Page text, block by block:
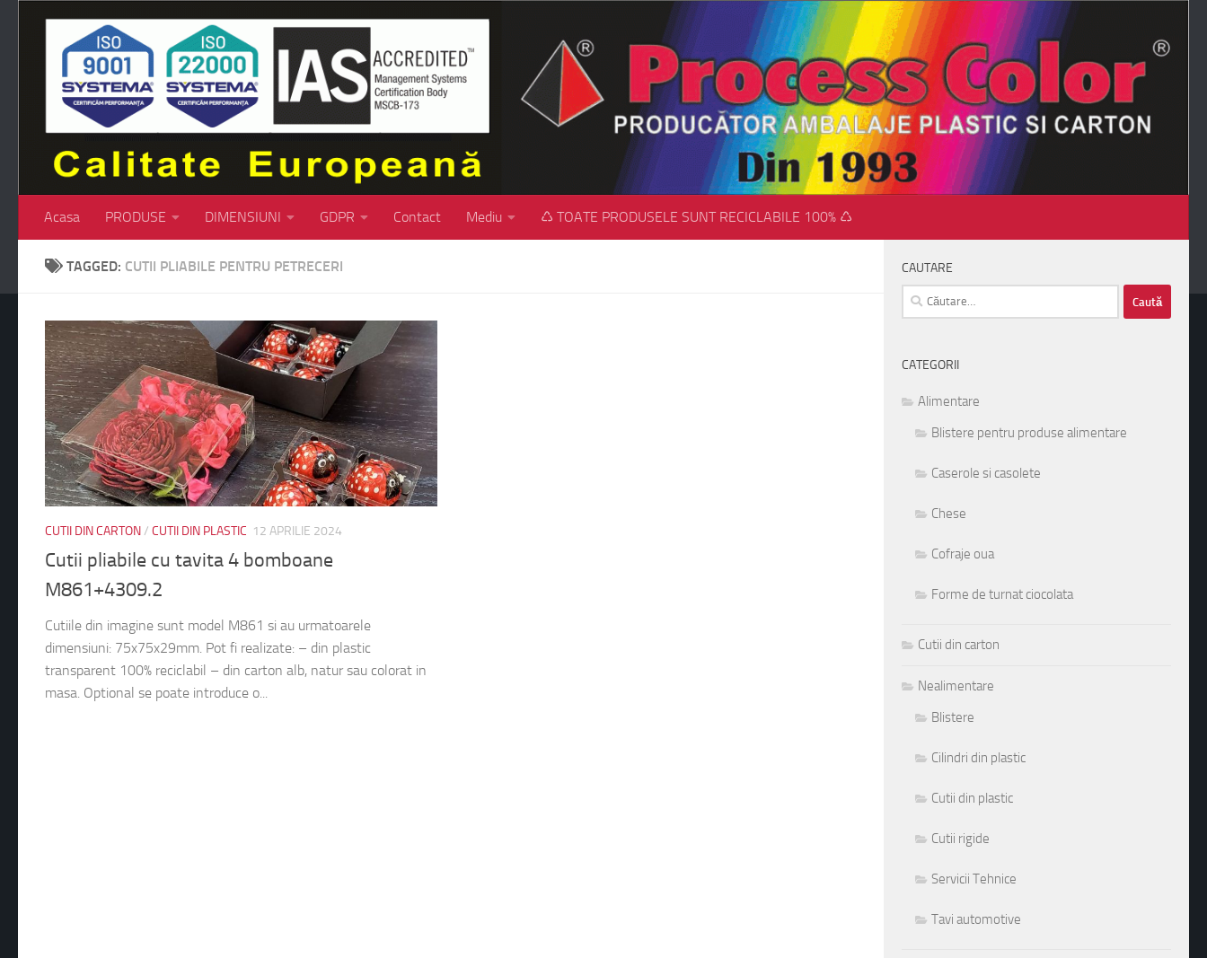
Skip to content
Acasa PRODUSE DIMENSIUNI GDPR Contact Mediu ♺ TOATE PRODUSELE SUNT RECICLABILE 100% ♺
TAGGED: CUTII PLIABILE PENTRU PETRECERI
CUTII DIN CARTON/ CUTII DIN PLASTIC 12 APRILIE 2024
Cutii pliabile cu tavita 4 bomboane
M861+4309.2
Cutiile din imagine sunt model M861 si au urmatoarele
dimensiuni: 75x75x29mm. Pot fi realizate: – din plastic
transparent 100% reciclabil – din carton alb, natur sau colorat in
masa. Optional se poate introduce o...
CAUTARE
Caută
după:
CATEGORII
Alimentare
Blistere pentru produse alimentare
Caserole si casolete
Chese
Cofraje oua
Forme de turnat ciocolata
Cutii din carton
Nealimentare
Blistere
Cilindri din plastic
Cutii din plastic
Cutii rigide
Servicii Tehnice
Tavi automotive